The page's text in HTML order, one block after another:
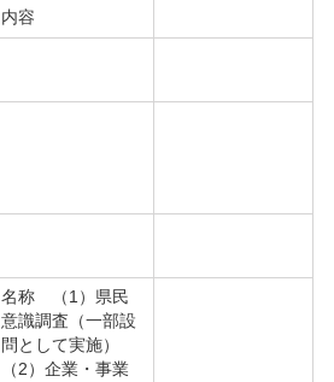
内容
名称 （1）県民
意識調査（一部設
問として実施）
（2）企業・事業